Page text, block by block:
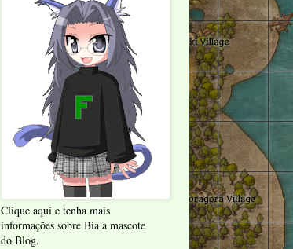
Clique aqui e tenha mais
informações sobre Bia a mascote
do Blog.